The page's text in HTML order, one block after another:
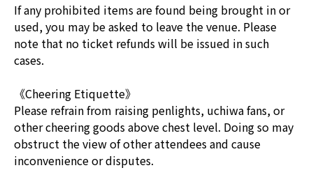
If any prohibited items are found being brought in or
used, you may be asked to leave the venue. Please
note that no ticket refunds will be issued in such
cases.
《Cheering Etiquette》
Please refrain from raising penlights, uchiwa fans, or
other cheering goods above chest level. Doing so may
obstruct the view of other attendees and cause
inconvenience or disputes.